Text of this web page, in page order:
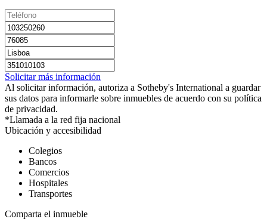
Solicitar más información
Al solicitar información, autoriza a Sotheby's International a guardar
sus datos para informarle sobre inmuebles de acuerdo con su política
de privacidad.
*Llamada a la red fija nacional
Ubicación y accesibilidad
Colegios
Bancos
Comercios
Hospitales
Transportes
Comparta el inmueble